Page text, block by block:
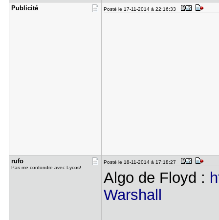
Publicité Posté le 17-11-2014 à 22:16:33
rufo
Pas me confondre avec Lycos!
Posté le 18-11-2014 à 17:18:27
Algo de Floyd :
Warshall